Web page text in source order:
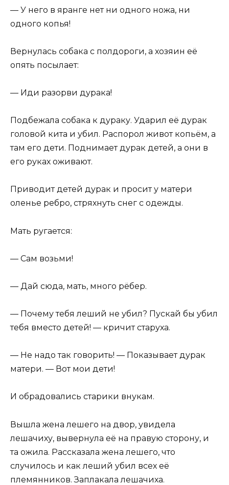
— У него в яранге нет ни одного ножа, ни
одного копья!
Вернулась собака с полдороги, а хозяин её
опять посылает:
— Иди разорви дурака!
Подбежала собака к дураку. Ударил её дурак
головой кита и убил. Распорол живот копьём, а
там его дети. Поднимает дурак детей, а они в
его руках оживают.
Приводит детей дурак и просит у матери
оленье ребро, стряхнуть снег с одежды.
Мать ругается:
— Сам возьми!
— Дай сюда, мать, много рёбер.
— Почему тебя леший не убил? Пускай бы убил
тебя вместо детей! — кричит старуха.
— Не надо так говорить! — Показывает дурак
матери. — Вот мои дети!
И обрадовались старики внукам.
Вышла жена лешего на двор, увидела
лешачиху, вывернула её на правую сторону, и
та ожила. Рассказала жена лешего, что
случилось и как леший убил всех её
племянников. Заплакала лешачиха.